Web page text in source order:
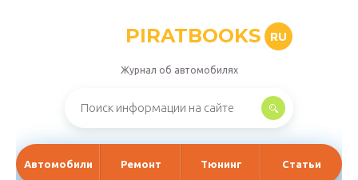
PIRATBOOKS RU
Журнал об автомобилях
Автомобили Ремонт Тюнинг Статьи